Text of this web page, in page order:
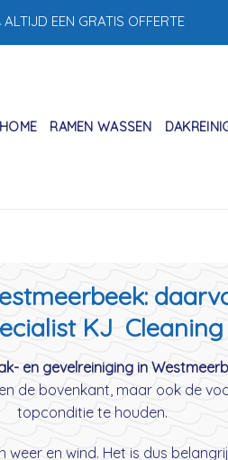
ALTIJD EEN GRATIS OFFERTE
HOME RAMEN WASSEN
KJ Cleaning
en gevelreiniging in
de bovenkant, maar ook de
topconditie te houden.
weer en wind. Het is dus